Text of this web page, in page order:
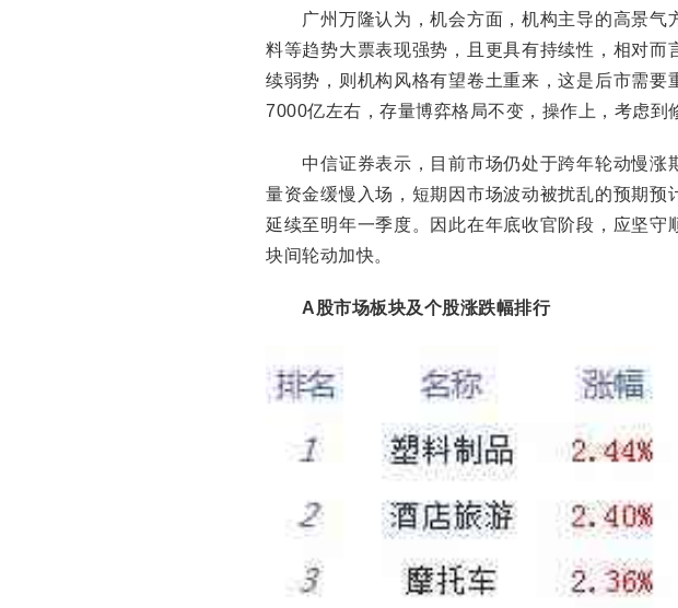
广州万隆认为，机会方面，机构主导的高景气
料等趋势大票表现强势，且更具有持续性，相对
续弱势，则机构风格有望卷土重来，这是后市需
7000亿左右，存量博弈格局不变，操作上，考虑到
中信证券表示，目前市场仍处于跨年轮动慢涨
量资金缓慢入场，短期因市场波动被扰乱的预期
延续至明年一季度。因此在年底收官阶段，应坚守
块间轮动加快。
A股市场板块及个股涨跌幅排行